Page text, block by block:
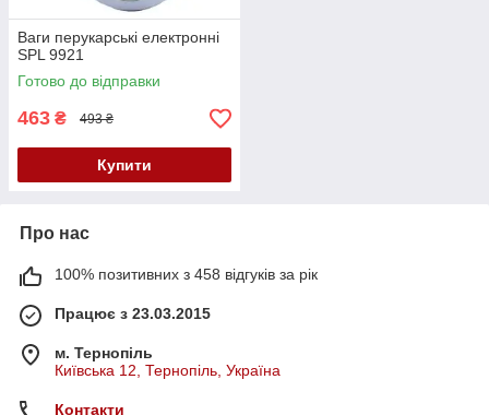
Ваги перукарські електронні
SPL 9921
Готово до відправки
463 ₴ 493 ₴
Купити
Про нас
100% позитивних з 458 відгуків за рік
Працює з 23.03.2015
м. Тернопіль
Київська 12, Тернопіль, Україна
Контакти